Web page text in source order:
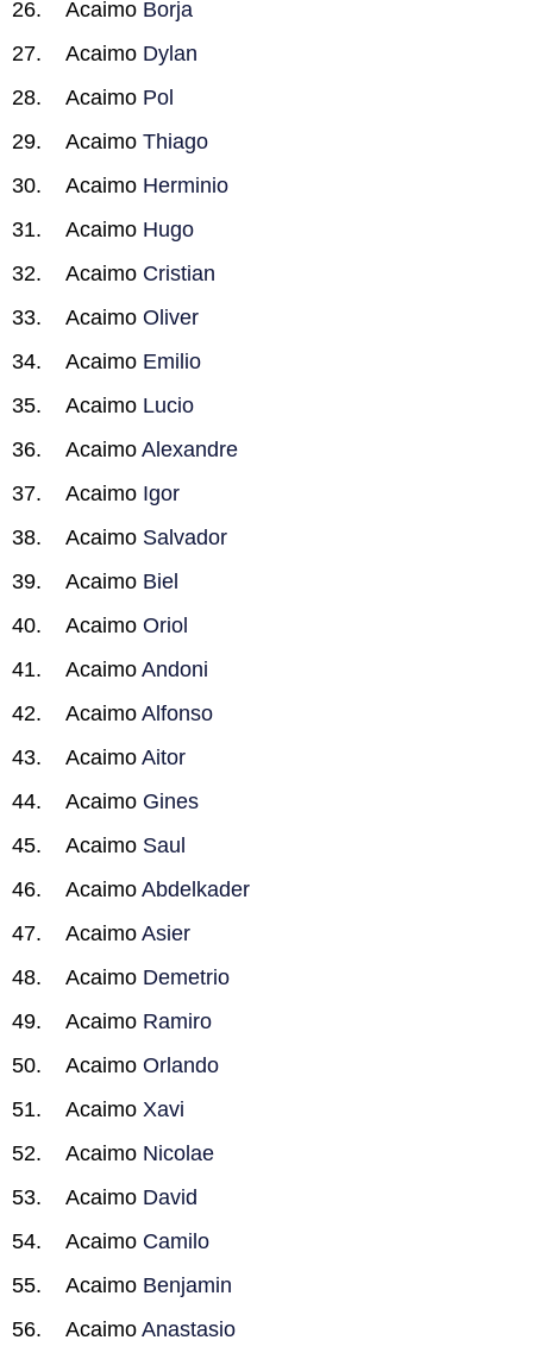
Acaimo Borja
Acaimo Dylan
Acaimo Pol
Acaimo Thiago
Acaimo Herminio
Acaimo Hugo
Acaimo Cristian
Acaimo Oliver
Acaimo Emilio
Acaimo Lucio
Acaimo Alexandre
Acaimo Igor
Acaimo Salvador
Acaimo Biel
Acaimo Oriol
Acaimo Andoni
Acaimo Alfonso
Acaimo Aitor
Acaimo Gines
Acaimo Saul
Acaimo Abdelkader
Acaimo Asier
Acaimo Demetrio
Acaimo Ramiro
Acaimo Orlando
Acaimo Xavi
Acaimo Nicolae
Acaimo David
Acaimo Camilo
Acaimo Benjamin
Acaimo Anastasio